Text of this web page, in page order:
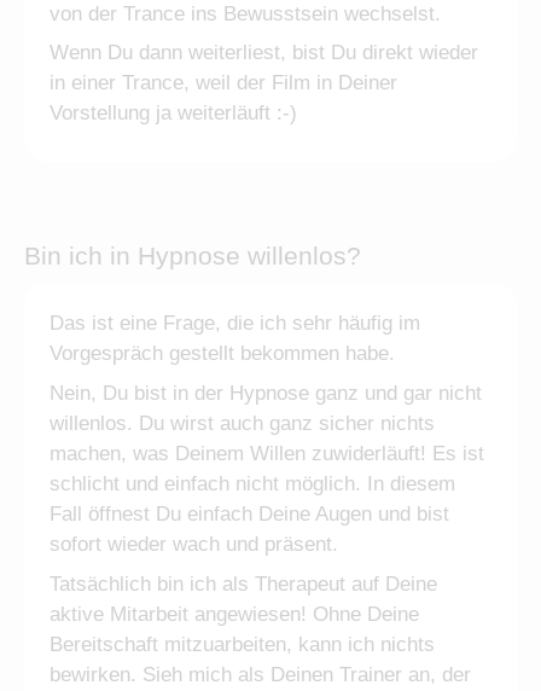
von der Trance ins Bewusstsein wechselst.
Wenn Du dann weiterliest, bist Du direkt wieder
in einer Trance, weil der Film in Deiner
Vorstellung ja weiterläuft :-)
Bin ich in Hypnose willenlos?
Das ist eine Frage, die ich sehr häufig im
Vorgespräch gestellt bekommen habe.
Nein, Du bist in der Hypnose ganz und gar nicht
willenlos. Du wirst auch ganz sicher nichts
machen, was Deinem Willen zuwiderläuft! Es ist
schlicht und einfach nicht möglich. In diesem
Fall öffnest Du einfach Deine Augen und bist
sofort wieder wach und präsent.
Tatsächlich bin ich als Therapeut auf Deine
aktive Mitarbeit angewiesen! Ohne Deine
Bereitschaft mitzuarbeiten, kann ich nichts
bewirken. Sieh mich als Deinen Trainer an, der